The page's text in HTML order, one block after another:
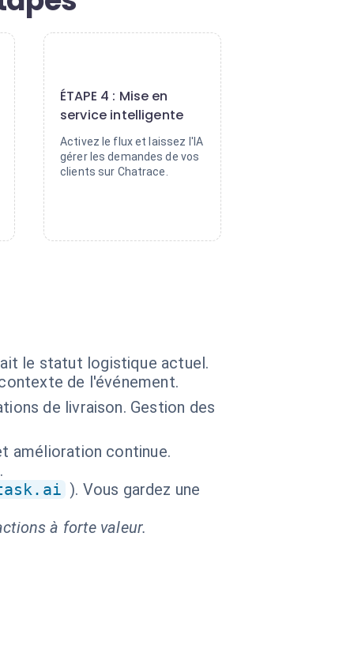
ÉTAPE 4 : Mise en
service intelligente
Activez le flux et laissez l'IA
gérer les demandes de vos
clients sur Chatrace.
le statut logistique actuel.
de l'événement.
de livraison. Gestion des
amélioration continue.
). Vous gardez une
à forte valeur.